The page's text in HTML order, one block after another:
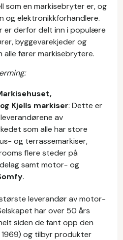
som en markisebryter er, og
og elektronikkforhandlere.
er derfor delt inn i populære
byggevarekjeder og
fører markisebrytere.
Kjells markiser: Dette er
av
som alle har store
og terrassemarkiser,
flere steder på
samt motor- og
.
leverandør av motor-
har over 50 års
siden de fant opp den
og tilbyr produkter